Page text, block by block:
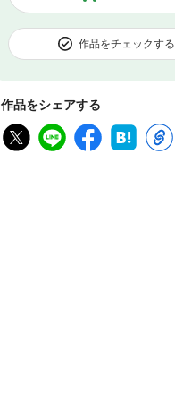
作品をチェックする
作品をシェアする